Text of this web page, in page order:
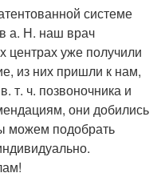
системе
а. Н. наш врач
центрах уже получили
из них пришли к нам,
т. ч. позвоночника и
они добились
можем подобрать